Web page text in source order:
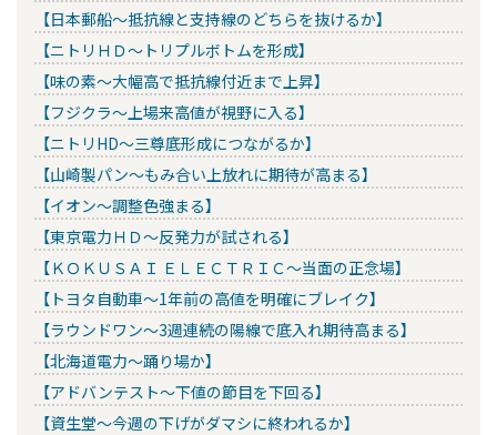
【日本郵船～抵抗線と支持線のどちらを抜けるか】
【ニトリＨＤ～トリプルボトムを形成】
【味の素～大幅高で抵抗線付近まで上昇】
【フジクラ～上場来高値が視野に入る】
【ニトリHD～三尊底形成につながるか】
【山崎製パン～もみ合い上放れに期待が高まる】
【イオン～調整色強まる】
【東京電力ＨＤ～反発力が試される】
【ＫＯＫＵＳＡＩ ＥＬＥＣＴＲＩＣ～当面の正念場】
【トヨタ自動車～1年前の高値を明確にブレイク】
【ラウンドワン～3週連続の陽線で底入れ期待高まる】
【北海道電力～踊り場か】
【アドバンテスト～下値の節目を下回る】
【資生堂～今週の下げがダマシに終われるか】